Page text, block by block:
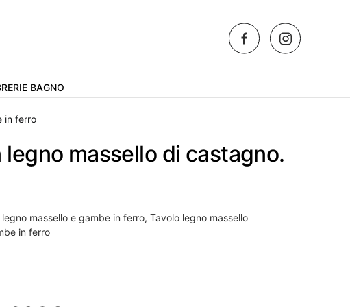
BAGNO
in ferro
legno massello di castagno.
legno massello e gambe in ferro, Tavolo legno massello
in ferro